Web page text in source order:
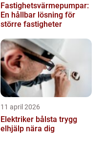
Fastighetsvärmepumpar:
En hållbar lösning för
större fastigheter
11 april 2026
Elektriker bålsta trygg
elhjälp nära dig